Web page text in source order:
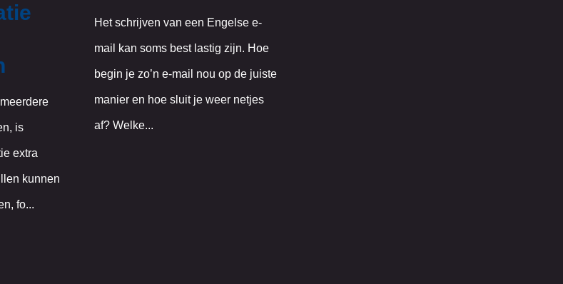
is
extra
kunnen
fo...
Het schrijven van een Engelse e-
mail kan soms best lastig zijn. Hoe
begin je zo’n e-mail nou op de juiste
manier en hoe sluit je weer netjes
af? Welke...